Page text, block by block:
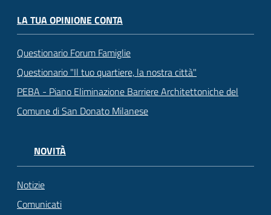
LA TUA OPINIONE CONTA
Questionario Forum Famiglie
Questionario "Il tuo quartiere, la nostra città"
PEBA - Piano Eliminazione Barriere Architettoniche del
Comune di San Donato Milanese
NOVITÀ
Notizie
Comunicati